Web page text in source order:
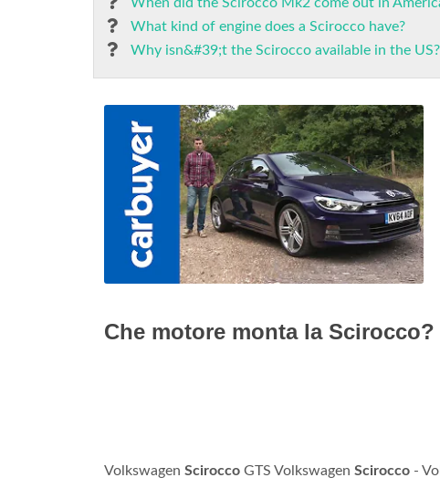
What kind of engine does a Scirocco have?
Why isn&#39;t the Scirocco available in the US?
Che motore monta la Scirocco?
Volkswagen Scirocco GTS Volkswagen Scirocco -